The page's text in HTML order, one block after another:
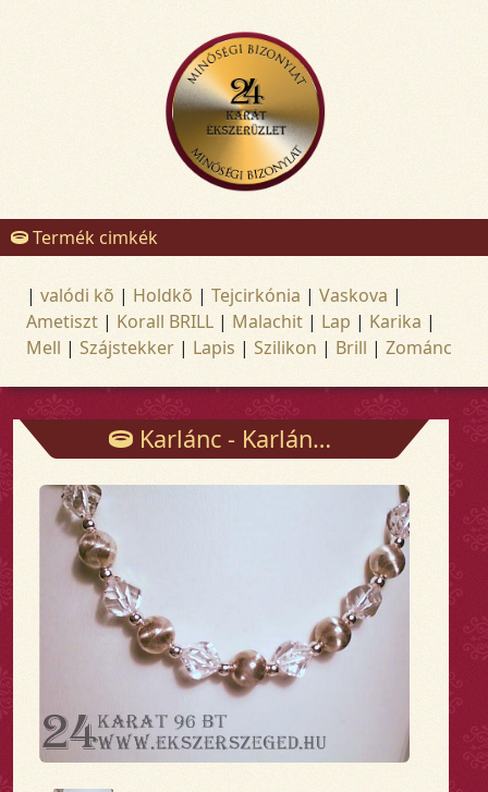
Termék cimkék
| valódi kõ | Holdkõ | Tejcirkónia | Vaskova |
Ametiszt | Korall BRILL | Malachit | Lap | Karika |
Mell | Szájstekker | Lapis | Szilikon | Brill | Zománc
Karlánc - Karlánc - Arany és ezüst ékszerek